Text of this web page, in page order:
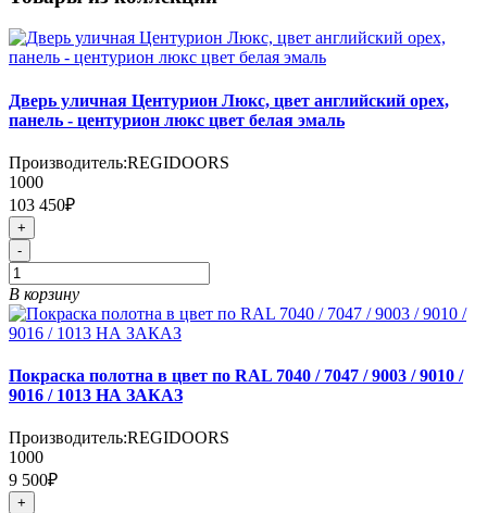
Дверь уличная Центурион Люкс, цвет английский орех,
панель - центурион люкс цвет белая эмаль
Производитель:REGIDOORS
1000
103 450₽
+
-
В корзину
Покраска полотна в цвет по RAL 7040 / 7047 / 9003 / 9010 /
9016 / 1013 НА ЗАКАЗ
Производитель:REGIDOORS
1000
9 500₽
+